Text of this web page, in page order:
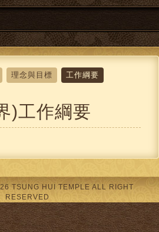
理念與目標
工作綱要
)工作綱要
TSUNG HUI TEMPLE ALL RIGHT
RESERVED